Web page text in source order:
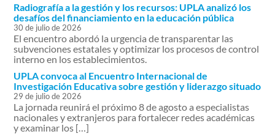
Radiografía a la gestión y los recursos: UPLA analizó los
desafíos del financiamiento en la educación pública
30 de julio de 2026
El encuentro abordó la urgencia de transparentar las
subvenciones estatales y optimizar los procesos de control
interno en los establecimientos.
UPLA convoca al Encuentro Internacional de
Investigación Educativa sobre gestión y liderazgo situado
29 de julio de 2026
La jornada reunirá el próximo 8 de agosto a especialistas
nacionales y extranjeros para fortalecer redes académicas
y examinar los […]